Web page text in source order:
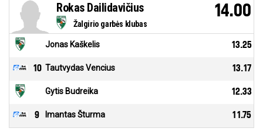
Žalgirio garbės klubas
Rokas Dailidavičius 14.00
Jonas Kaškelis 13.25
10 Tautvydas Vencius 13.17
Gytis Budreika 12.33
9 Imantas Šturma 11.75